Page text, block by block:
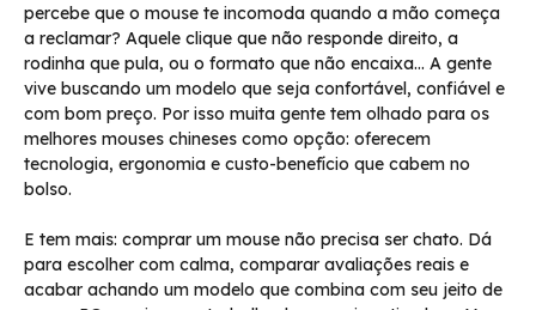
percebe que o mouse te incomoda quando a mão começa
a reclamar? Aquele clique que não responde direito, a
rodinha que pula, ou o formato que não encaixa… A gente
vive buscando um modelo que seja confortável, confiável e
com bom preço. Por isso muita gente tem olhado para os
melhores mouses chineses como opção: oferecem
tecnologia, ergonomia e custo-benefício que cabem no
bolso.
E tem mais: comprar um mouse não precisa ser chato. Dá
para escolher com calma, comparar avaliações reais e
acabar achando um modelo que combina com seu jeito de